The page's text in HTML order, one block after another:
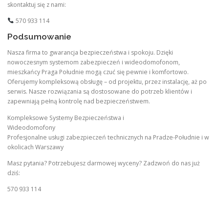
skontaktuj się z nami:
570 933 114
Podsumowanie
Nasza firma to gwarancja bezpieczeństwa i spokoju. Dzięki
nowoczesnym systemom zabezpieczeń i wideodomofonom,
mieszkańcy Praga Południe mogą czuć się pewnie i komfortowo.
Oferujemy kompleksową obsługę – od projektu, przez instalację, aż po
serwis. Nasze rozwiązania są dostosowane do potrzeb klientów i
zapewniają pełną kontrolę nad bezpieczeństwem.
Kompleksowe Systemy Bezpieczeństwa i
Wideodomofony
Profesjonalne usługi zabezpieczeń technicznych na Pradze-Południe i w
okolicach Warszawy
Masz pytania? Potrzebujesz darmowej wyceny? Zadzwoń do nas już
dziś:
570 933 114